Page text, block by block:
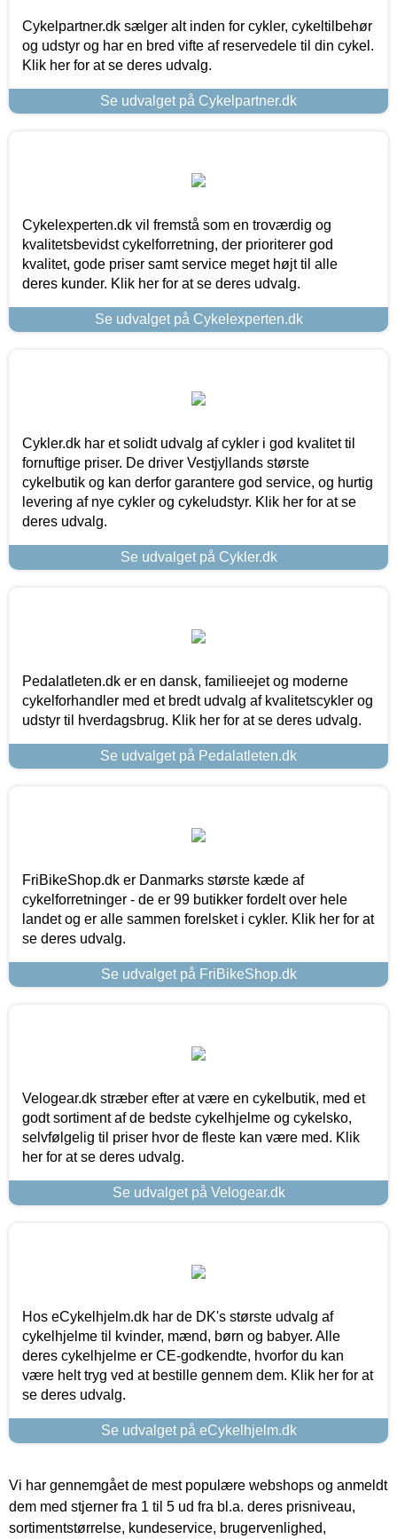
Cykelpartner.dk sælger alt inden for cykler, cykeltilbehør
og udstyr og har en bred vifte af reservedele til din cykel.
Klik her for at se deres udvalg.
Se udvalget på Cykelpartner.dk
Cykelexperten.dk vil fremstå som en troværdig og
kvalitetsbevidst cykelforretning, der prioriterer god
kvalitet, gode priser samt service meget højt til alle
deres kunder. Klik her for at se deres udvalg.
Se udvalget på Cykelexperten.dk
Cykler.dk har et solidt udvalg af cykler i god kvalitet til
fornuftige priser. De driver Vestjyllands største
cykelbutik og kan derfor garantere god service, og hurtig
levering af nye cykler og cykeludstyr. Klik her for at se
deres udvalg.
Se udvalget på Cykler.dk
Pedalatleten.dk er en dansk, familieejet og moderne
cykelforhandler med et bredt udvalg af kvalitetscykler og
udstyr til hverdagsbrug. Klik her for at se deres udvalg.
Se udvalget på Pedalatleten.dk
FriBikeShop.dk er Danmarks største kæde af
cykelforretninger - de er 99 butikker fordelt over hele
landet og er alle sammen forelsket i cykler. Klik her for at
se deres udvalg.
Se udvalget på FriBikeShop.dk
Velogear.dk stræber efter at være en cykelbutik, med et
godt sortiment af de bedste cykelhjelme og cykelsko,
selvfølgelig til priser hvor de fleste kan være med. Klik
her for at se deres udvalg.
Se udvalget på Velogear.dk
Hos eCykelhjelm.dk har de DK's største udvalg af
cykelhjelme til kvinder, mænd, børn og babyer. Alle
deres cykelhjelme er CE-godkendte, hvorfor du kan
være helt tryg ved at bestille gennem dem. Klik her for at
se deres udvalg.
Se udvalget på eCykelhjelm.dk
Vi har gennemgået de mest populære webshops og anmeldt
dem med stjerner fra 1 til 5 ud fra bl.a. deres prisniveau,
sortimentstørrelse, kundeservice, brugervenlighed,